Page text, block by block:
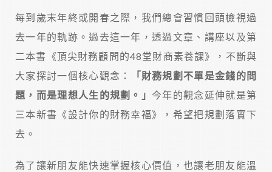
每到歲末年終或開春之際，我們總會習慣回頭檢視過
去一年的軌跡。過去這一年，透過文章、講座以及第
二本書《頂尖財務顧問的48堂財商素養課》，不斷與
大家探討一個核心觀念：
「財務規劃不單是金錢的問
題，而是理想人生的規劃。」今年的觀念延伸就是第
三本新書《設計你的財務幸福》，希望把規劃落實下
去。
為了讓新朋友能快速掌握核心價值，也讓老朋友能溫